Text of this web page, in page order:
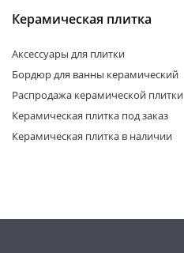
Керамическая плитка
Аксессуары для плитки
Бордюр для ванны керамический
Распродажа керамической плитки
Керамическая плитка под заказ
Керамическая плитка в наличии